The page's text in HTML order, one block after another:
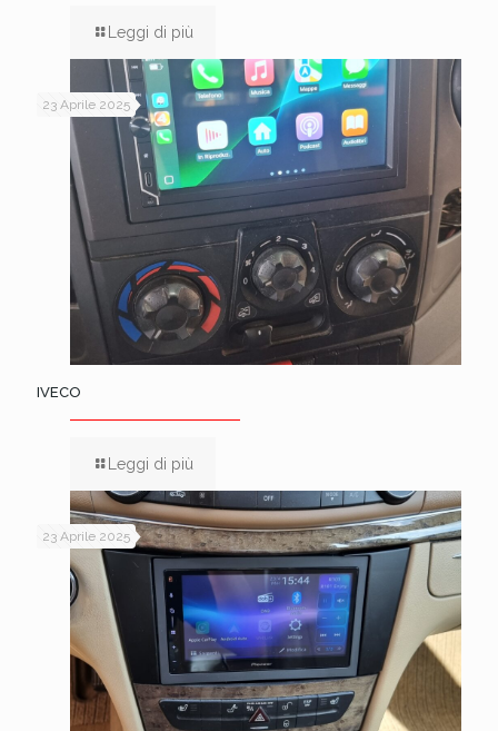
Leggi di più
23 Aprile 2025
IVECO
Leggi di più
23 Aprile 2025